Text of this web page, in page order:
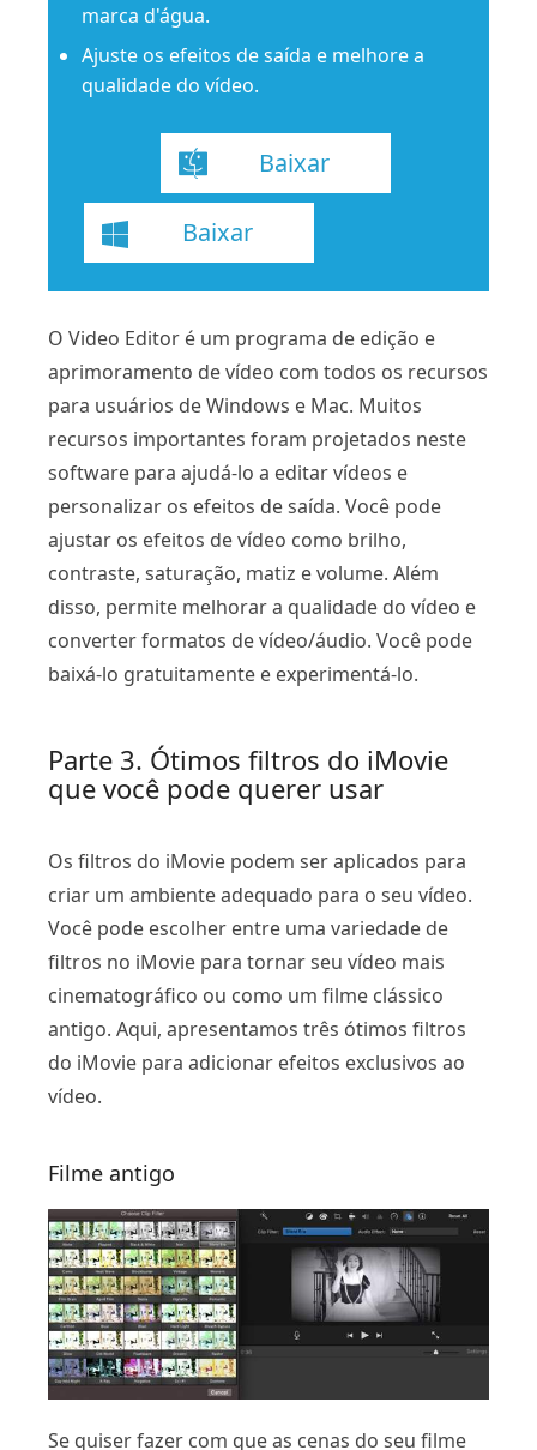
marca d'água.
Ajuste os efeitos de saída e melhore a
qualidade do vídeo.
Baixar
Baixar
O Video Editor é um programa de edição e
aprimoramento de vídeo com todos os recursos
para usuários de Windows e Mac. Muitos
recursos importantes foram projetados neste
software para ajudá-lo a editar vídeos e
personalizar os efeitos de saída. Você pode
ajustar os efeitos de vídeo como brilho,
contraste, saturação, matiz e volume. Além
disso, permite melhorar a qualidade do vídeo e
converter formatos de vídeo/áudio. Você pode
baixá-lo gratuitamente e experimentá-lo.
Parte 3. Ótimos filtros do iMovie
que você pode querer usar
Os filtros do iMovie podem ser aplicados para
criar um ambiente adequado para o seu vídeo.
Você pode escolher entre uma variedade de
filtros no iMovie para tornar seu vídeo mais
cinematográfico ou como um filme clássico
antigo. Aqui, apresentamos três ótimos filtros
do iMovie para adicionar efeitos exclusivos ao
vídeo.
Filme antigo
Se quiser fazer com que as cenas do seu filme